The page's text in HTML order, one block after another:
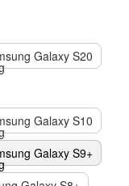
Galaxy S20
Galaxy S10
Galaxy S9+